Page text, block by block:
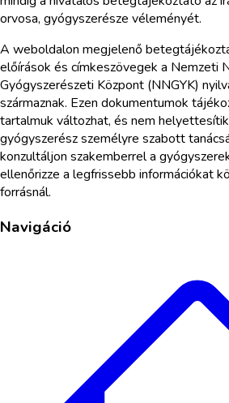
orvosa, gyógyszerésze véleményét.
A weboldalon megjelenő
előírások és címkeszövegek a Nemzeti
Gyógyszerészeti Központ (NNGYK)
származnak. Ezen dokumentumok
tartalmuk változhat, és nem
gyógyszerész személyre szabott
konzultáljon szakemberrel a
ellenőrizze a legfrissebb információkat
forrásnál.
Navigáció